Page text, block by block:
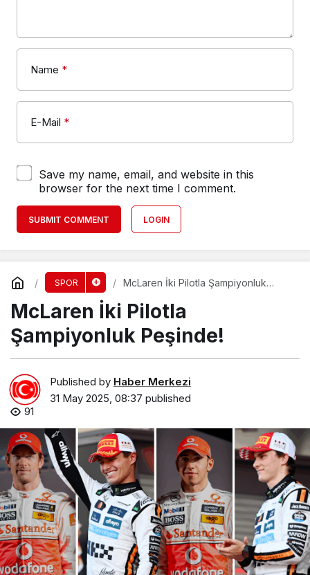
Name *
E-Mail *
Save my name, email, and website in this
browser for the next time I comment.
SUBMIT COMMENT LOGIN
SPOR
McLaren İki Pilotla Şampiyonluk
McLaren İki Pilotla
Şampiyonluk Peşinde!
Published by Haber Merkezi
31 May 2025, 08:37 published
91